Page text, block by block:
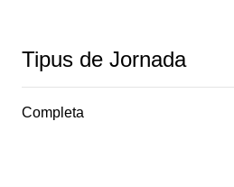
Tipus de Jornada
Completa